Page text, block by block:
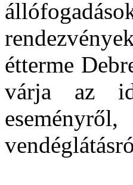
étterme
várja az